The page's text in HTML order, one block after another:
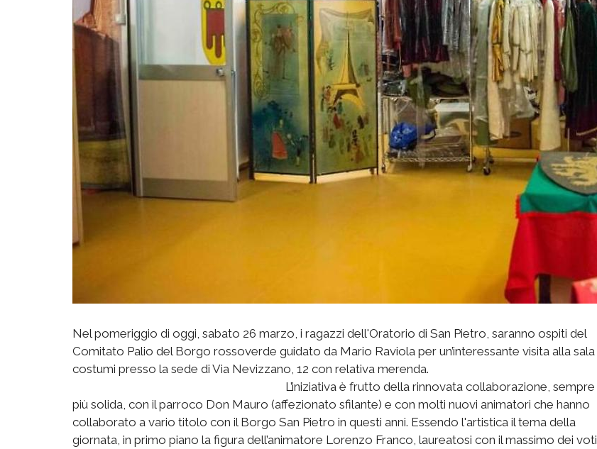
Nel pomeriggio di oggi, sabato 26 marzo, i ragazzi dell'Oratorio di San Pietro, saranno ospiti del
Comitato Palio del Borgo rossoverde guidato da Mario Raviola per un’interessante visita alla sala
costumi presso la sede di Via Nevizzano, 12 con relativa merenda.
L’iniziativa è frutto della rinnovata collaborazione, sempre
più solida, con il parroco Don Mauro (affezionato sfilante) e con molti nuovi animatori che hanno
collaborato a vario titolo con il Borgo San Pietro in questi anni. Essendo l'artistica il tema della
giornata, in primo piano la figura dell’animatore Lorenzo Franco, laureatosi con il massimo dei voti